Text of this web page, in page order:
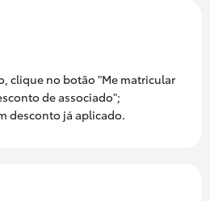
clique no botão "Me matricular
de associado";
desconto já aplicado.